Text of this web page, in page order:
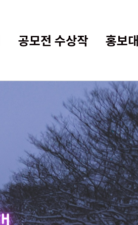
공모전 수상작 홍보